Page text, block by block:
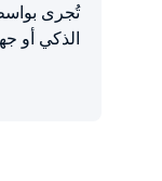
تُجرى
الذكي أو